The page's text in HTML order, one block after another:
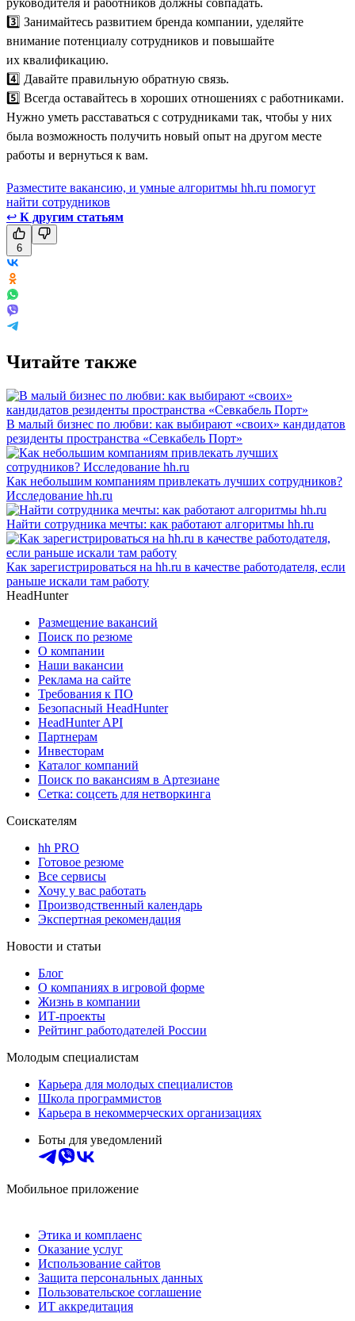
3️⃣ Занимайтесь развитием бренда компании, уделяйте
внимание потенциалу сотрудников и повышайте
их квалификацию.
4️⃣ Давайте правильную обратную связь.
5️⃣ Всегда оставайтесь в хороших отношениях с работниками.
Нужно уметь расставаться с сотрудниками так, чтобы у них
была возможность получить новый опыт на другом месте
работы и вернуться к вам.
Разместите вакансию, и умные алгоритмы hh.ru помогут
найти сотрудников
↩ К другим статьям
6
Читайте также
В малый бизнес по любви: как выбирают «своих» кандидатов
резиденты пространства «Севкабель Порт»
Как небольшим компаниям привлекать лучших сотрудников?
Исследование hh.ru
Найти сотрудника мечты: как работают алгоритмы hh.ru
Как зарегистрироваться на hh.ru в качестве работодателя, если
раньше искали там работу
HeadHunter
Размещение вакансий
Поиск по резюме
О компании
Наши вакансии
Реклама на сайте
Требования к ПО
Безопасный HeadHunter
HeadHunter API
Партнерам
Инвесторам
Каталог компаний
Поиск по вакансиям в Артезиане
Сетка: соцсеть для нетворкинга
Соискателям
hh PRO
Готовое резюме
Все сервисы
Хочу у вас работать
Производственный календарь
Экспертная рекомендация
Новости и статьи
Блог
О компаниях в игровой форме
Жизнь в компании
ИТ-проекты
Рейтинг работодателей России
Молодым специалистам
Карьера для молодых специалистов
Школа программистов
Карьера в некоммерческих организациях
Боты для уведомлений
Мобильное приложение
Этика и комплаенс
Оказание услуг
Использование сайтов
Защита персональных данных
Пользовательское соглашение
ИТ аккредитация